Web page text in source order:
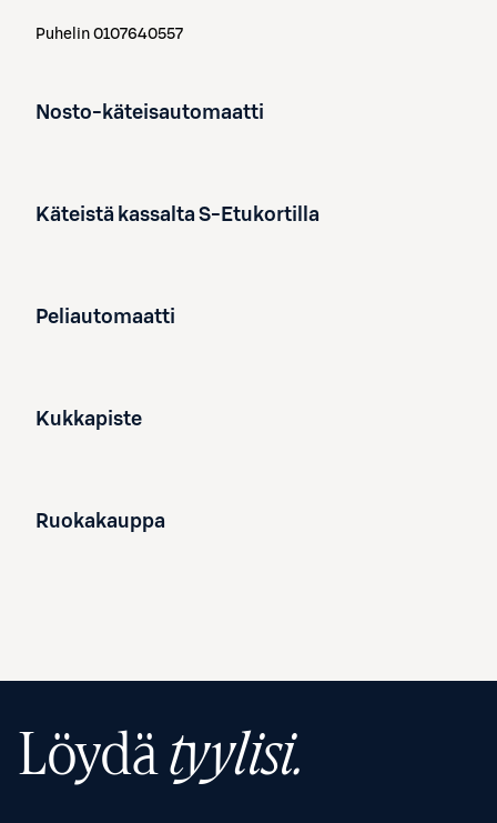
Puhelin 0107640557
Nosto-käteisautomaatti
Käteistä kassalta S-Etukortilla
Peliautomaatti
Kukkapiste
Ruokakauppa
Löydätyylisi.